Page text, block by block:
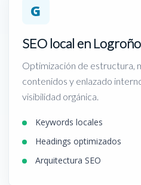
G
SEO local en Logroño
Optimización de estructura,
contenidos y enlazado
visibilidad orgánica.
Keywords locales
Headings optimizados
Arquitectura SEO